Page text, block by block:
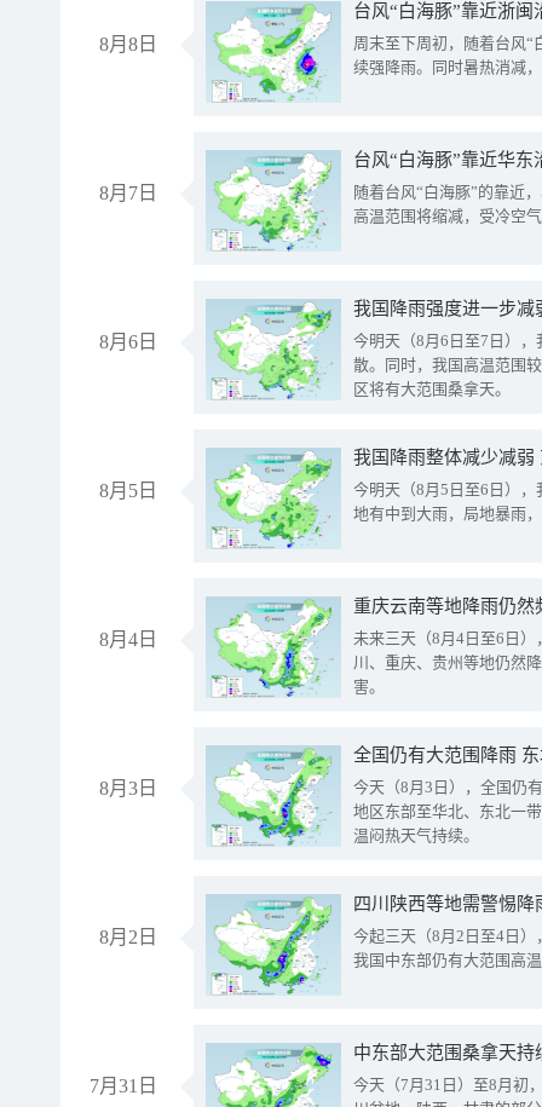
8月8日
台风“白海豚”靠近浙
周末至下周初，随着台风“
续强降雨。同时暑热消减
8月7日
台风“白海豚”靠近华
随着台风“白海豚”的靠近
高温范围将缩减，受冷空
8月6日
今明天（8月6日至7日）
散。同时，我国高温范围
区将有大范围桑拿天。
8月5日
我国降雨整体减少减弱
今明天（8月5日至6日）
地有中到大雨，局地暴雨
8月4日
重庆云南等地降雨仍然
未来三天（8月4日至6日
川、重庆、贵州等地仍然
害。
8月3日
全国仍有大范围降雨
今天（8月3日），全国仍
地区东部至华北、东北一
温闷热天气持续。
8月2日
今起三天（8月2日至4日
我国中东部仍有大范围高
7月31日
中东部大范围桑拿天
今天（7月31日）至8月初